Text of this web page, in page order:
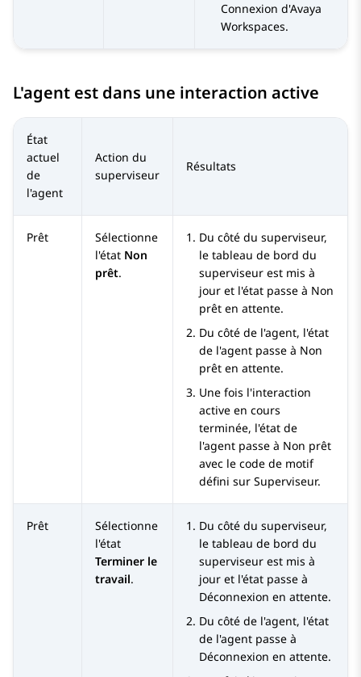
Connexion d'Avaya
Workspaces.
L'agent est dans une interaction active
État
actuel
de
l'agent
Action du
superviseur
Résultats
Prêt
Sélectionne
l'état Non
prêt.
Du côté du superviseur,
le tableau de bord du
superviseur est mis à
jour et l'état passe à Non
prêt en attente.
Du côté de l'agent, l'état
de l'agent passe à Non
prêt en attente.
Une fois l'interaction
active en cours
terminée, l'état de
l'agent passe à Non prêt
avec le code de motif
défini sur Superviseur.
Prêt
Sélectionne
l'état
Terminer le
travail.
Du côté du superviseur,
le tableau de bord du
superviseur est mis à
jour et l'état passe à
Déconnexion en attente.
Du côté de l'agent, l'état
de l'agent passe à
Déconnexion en attente.